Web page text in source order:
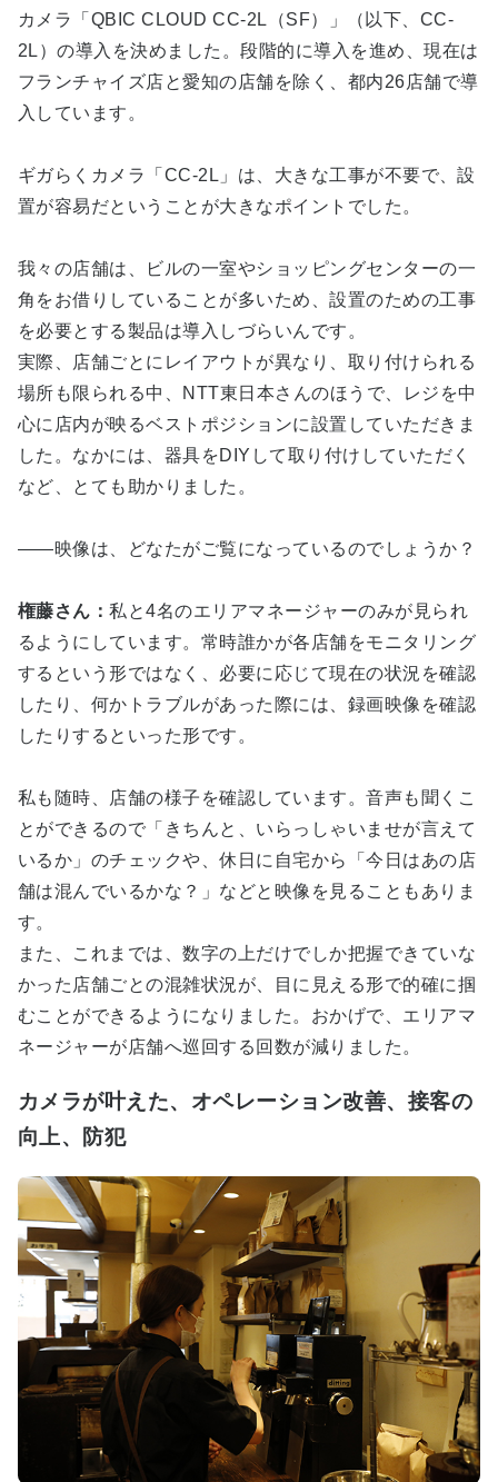
カメラ「QBIC CLOUD CC-2L（SF）」（以下、CC-
2L）の導入を決めました。段階的に導入を進め、現在は
フランチャイズ店と愛知の店舗を除く、都内26店舗で導
入しています。
ギガらくカメラ「CC-2L」は、大きな工事が不要で、設
置が容易だということが大きなポイントでした。
我々の店舗は、ビルの一室やショッピングセンターの一
角をお借りしていることが多いため、設置のための工事
を必要とする製品は導入しづらいんです。
実際、店舗ごとにレイアウトが異なり、取り付けられる
場所も限られる中、NTT東日本さんのほうで、レジを中
心に店内が映るベストポジションに設置していただきま
した。なかには、器具をDIYして取り付けしていただく
など、とても助かりました。
――映像は、どなたがご覧になっているのでしょうか？
権藤さん：私と4名のエリアマネージャーのみが見られ
るようにしています。常時誰かが各店舗をモニタリング
するという形ではなく、必要に応じて現在の状況を確認
したり、何かトラブルがあった際には、録画映像を確認
したりするといった形です。
私も随時、店舗の様子を確認しています。音声も聞くこ
とができるので「きちんと、いらっしゃいませが言えて
いるか」のチェックや、休日に自宅から「今日はあの店
舗は混んでいるかな？」などと映像を見ることもありま
す。
また、これまでは、数字の上だけでしか把握できていな
かった店舗ごとの混雑状況が、目に見える形で的確に掴
むことができるようになりました。おかげで、エリアマ
ネージャーが店舗へ巡回する回数が減りました。
カメラが叶えた、オペレーション改善、接客の
向上、防犯